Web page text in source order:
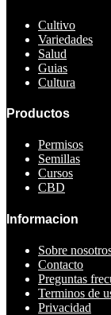
Cultivo
Variedades
Salud
Guias
Cultura
Productos
Permisos
Semillas
Cursos
CBD
Informacion
Sobre
Contacto
Preguntas
Terminos de
Privacidad